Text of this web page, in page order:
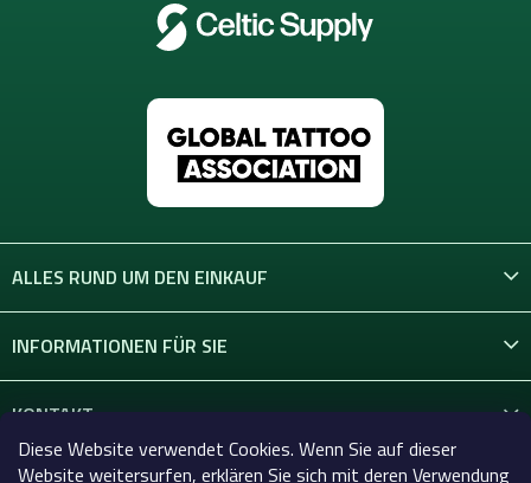
Diese Website verwendet Cookies. Wenn Sie auf dieser
Website weitersurfen, erklären Sie sich mit deren Verwendung
ALLES RUND UM DEN EINKAUF
INFORMATIONEN FÜR SIE
KONTAKT